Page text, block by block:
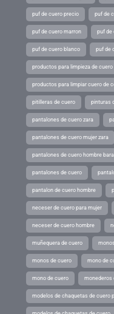
puf de cuero precio puf de
puf de cuero marron puf de
puf de cuero blanco puf de
productos para limpieza de cuero
productos para limpiar cuero de
pitilleras de cuero pinturas
pantalones de cuero zara
pantalones de cuero mujer zara
pantalones de cuero hombre
pantalones de cuero
pantalon de cuero hombre
neceser de cuero para mujer
neceser de cuero hombre
muñequera de cuero
monos de cuero mono de
mono de cuero monederos
modelos de chaquetas de cuero